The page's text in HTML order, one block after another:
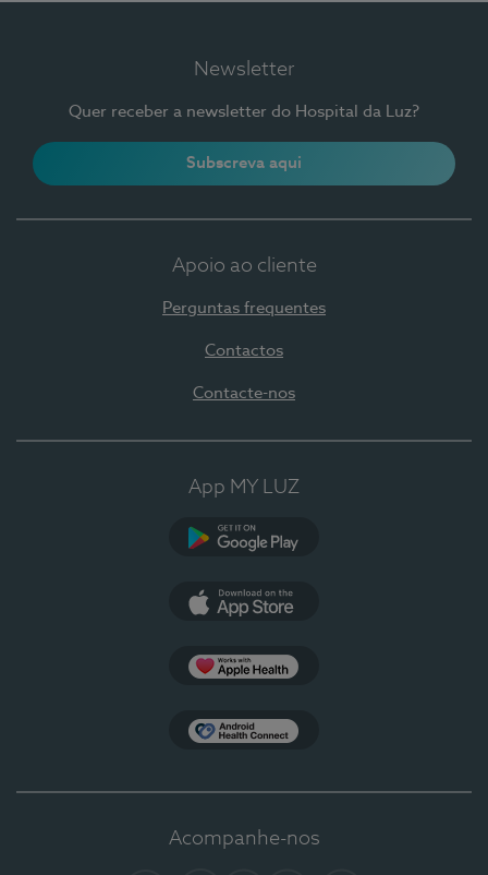
Newsletter
Quer receber a newsletter do Hospital da Luz?
Subscreva aqui
Apoio ao cliente
Perguntas frequentes
Contactos
Contacte-nos
App MY LUZ
Acompanhe-nos